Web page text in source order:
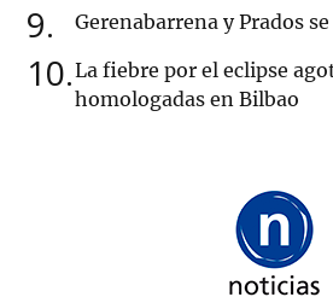
9 Gerenabarrena y Prados
10 La fiebre por el eclipse
homologadas en Bilbao